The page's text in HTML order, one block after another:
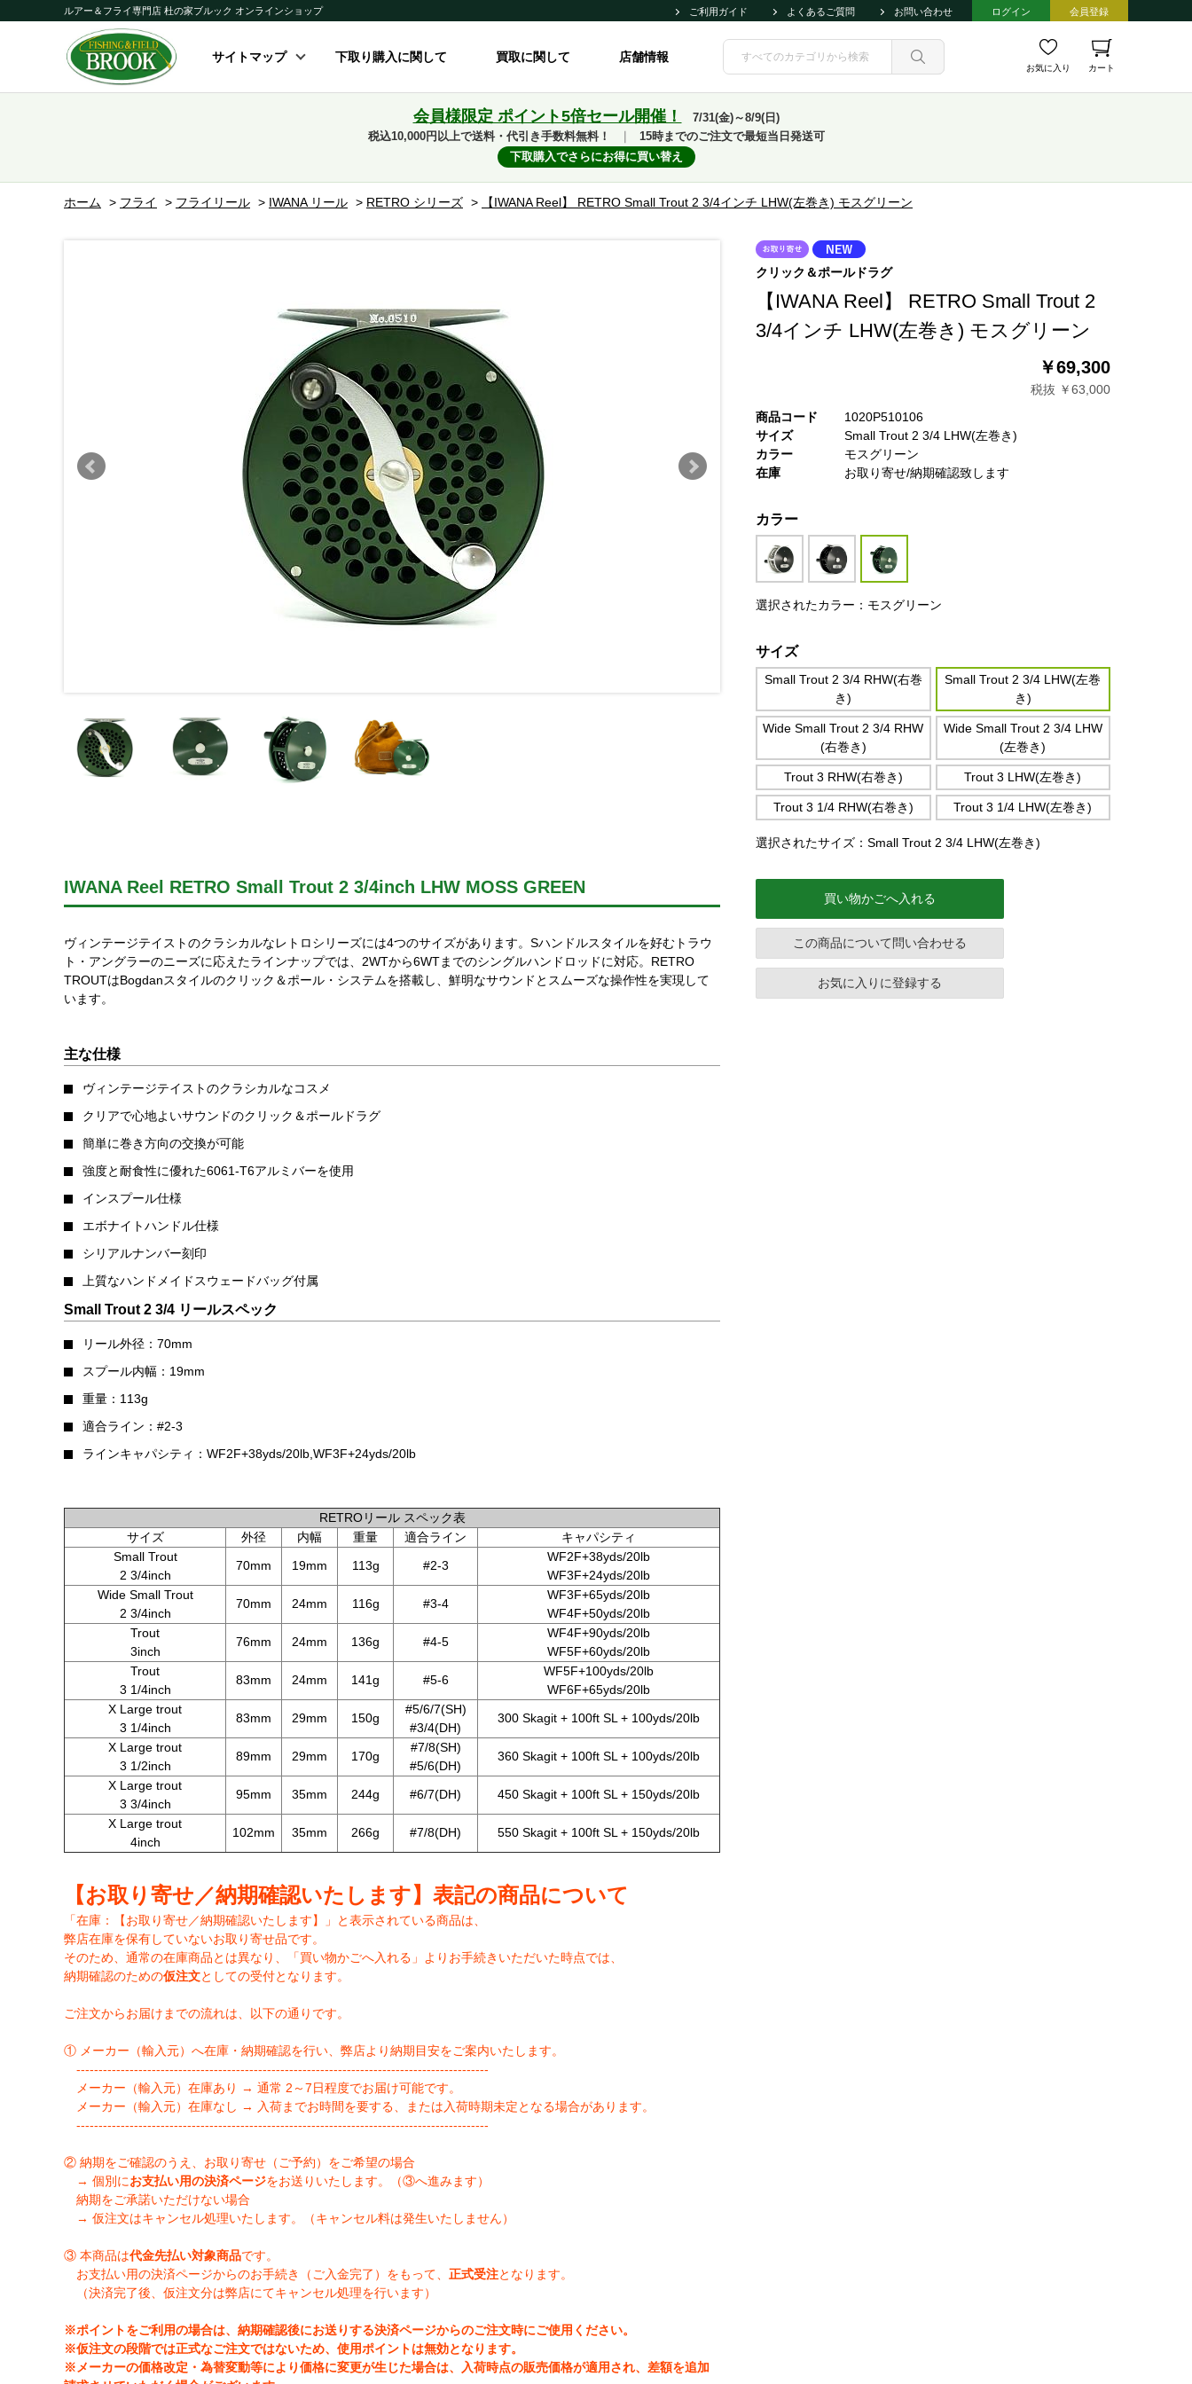
ルアー＆フライ専門店 杜の家ブルック オンラインショップ ご利用ガイド よくあるご質問 お問い合わせ ログイン 会員登録
サイトマップ 下取り購入に関して 買取に関して 店舗情報
お気に入り カート
会員様限定 ポイント5倍セール開催！
7/31(金)～8/9(日)
税込10,000円以上で送料・代引き手数料無料！
15時までのご注文で最短当日発送可
下取購入でさらにお得に買い替え
ホーム > フライ > フライリール > IWANA リール > RETRO シリーズ > 【IWANA Reel】 RETRO Small Trout 2 3/4インチ LHW(左巻き) モスグリーン
IWANA Reel RETRO Small Trout 2 3/4inch LHW MOSS GREEN
ヴィンテージテイストのクラシカルなレトロシリーズには4つのサイズがあります。Sハンドルスタイルを好むトラウ
ト・アングラーのニーズに応えたラインナップでは、2WTから6WTまでのシングルハンドロッドに対応。RETRO
TROUTはBogdanスタイルのクリック＆ポール・システムを搭載し、鮮明なサウンドとスムーズな操作性を実現して
います。
主な仕様
ヴィンテージテイストのクラシカルなコスメ
クリアで心地よいサウンドのクリック＆ポールドラグ
簡単に巻き方向の交換が可能
強度と耐食性に優れた6061-T6アルミバーを使用
インスプール仕様
エボナイトハンドル仕様
シリアルナンバー刻印
上質なハンドメイドスウェードバッグ付属
Small Trout 2 3/4 リールスペック
リール外径：70mm
スプール内幅：19mm
重量：113g
適合ライン：#2-3
ラインキャパシティ：WF2F+38yds/20lb,WF3F+24yds/20lb
RETROリール スペック表
サイズ
外径 内幅 重量 適合ライン
キャパシティ
Small Trout
2 3/4inch
70mm 19mm 113g #2-3
WF2F+38yds/20lb
WF3F+24yds/20lb
Wide Small Trout
2 3/4inch
70mm 24mm 116g #3-4
WF3F+65yds/20lb
WF4F+50yds/20lb
Trout
3inch
76mm 24mm 136g #4-5
WF4F+90yds/20lb
WF5F+60yds/20lb
Trout
3 1/4inch
83mm 24mm 141g #5-6
WF5F+100yds/20lb
WF6F+65yds/20lb
X Large trout
3 1/4inch
83mm 29mm 150g
#5/6/7(SH)
#3/4(DH)
300 Skagit + 100ft SL + 100yds/20lb
X Large trout
3 1/2inch
89mm 29mm 170g
#7/8(SH)
#5/6(DH)
360 Skagit + 100ft SL + 100yds/20lb
X Large trout
3 3/4inch
95mm 35mm 244g #6/7(DH) 450 Skagit + 100ft SL + 150yds/20lb
X Large trout
4inch
102mm 35mm 266g #7/8(DH) 550 Skagit + 100ft SL + 150yds/20lb
【お取り寄せ／納期確認いたします】表記の商品について
「在庫：【お取り寄せ／納期確認いたします】」と表示されている商品は、
弊店在庫を保有していないお取り寄せ品です。
そのため、通常の在庫商品とは異なり、「買い物かごへ入れる」よりお手続きいただいた時点では、
納期確認のための仮注文としての受付となります。
ご注文からお届けまでの流れは、以下の通りです。
① メーカー（輸入元）へ在庫・納期確認を行い、弊店より納期目安をご案内いたします。
---------------------------------------------------------------------------------------------
メーカー（輸入元）在庫あり → 通常 2～7日程度でお届け可能です。
メーカー（輸入元）在庫なし → 入荷までお時間を要する、または入荷時期未定となる場合があります。
---------------------------------------------------------------------------------------------
② 納期をご確認のうえ、お取り寄せ（ご予約）をご希望の場合
→ 個別にお支払い用の決済ページをお送りいたします。（③へ進みます）
納期をご承諾いただけない場合
→ 仮注文はキャンセル処理いたします。（キャンセル料は発生いたしません）
③ 本商品は代金先払い対象商品です。
お支払い用の決済ページからのお手続き（ご入金完了）をもって、 正式受注となります。
（決済完了後、仮注文分は弊店にてキャンセル処理を行います）
※ポイントをご利用の場合は、納期確認後にお送りする決済ページからのご注文時にご使用ください。
※仮注文の段階では正式なご注文ではないため、使用ポイントは無効となります。
※メーカーの価格改定・為替変動等により価格に変更が生じた場合は、入荷時点の販売価格が適用され、差額を追加
クリック＆ポールドラグ
【IWANA Reel】 RETRO Small Trout 2
3/4インチ LHW(左巻き) モスグリーン
￥69,300
税抜 ￥63,000
商品コード
1020P510106
サイズ
Small Trout 2 3/4 LHW(左巻き)
カラー
モスグリーン
在庫
お取り寄せ/納期確認致します
カラー
選択されたカラー：モスグリーン
サイズ
Small Trout 2 3/4 RHW(右巻
き)
Small Trout 2 3/4 LHW(左巻
き)
Wide Small Trout 2 3/4 RHW
(右巻き)
Wide Small Trout 2 3/4 LHW
(左巻き)
Trout 3 RHW(右巻き) Trout 3 LHW(左巻き)
Trout 3 1/4 RHW(右巻き) Trout 3 1/4 LHW(左巻き)
選択されたサイズ：Small Trout 2 3/4 LHW(左巻き)
買い物かごへ入れる
この商品について問い合わせる
お気に入りに登録する